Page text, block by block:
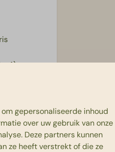
4)
gepersonaliseerde inhoud
over uw gebruik van onze
Deze partners kunnen
ze heeft verstrekt of die ze